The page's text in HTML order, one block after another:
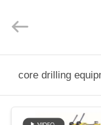
한국
Việt
core drilling